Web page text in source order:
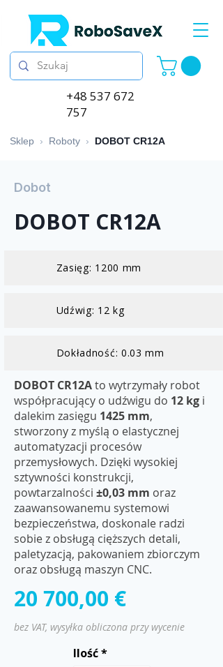
+48 537 672
757
Sklep › Roboty › DOBOT CR12A
Dobot
DOBOT CR12A
Zasięg: 1200 mm
Udźwig: 12 kg
Dokładność: 0.03 mm
DOBOT CR12Ato wytrzymały robot
współpracujący o udźwigu do 12 kg i
dalekim zasięgu 1425 mm,
stworzony z myślą o elastycznej
automatyzacji procesów
przemysłowych. Dzięki wysokiej
sztywności konstrukcji,
powtarzalności ±0,03 mm oraz
zaawansowanemu systemowi
bezpieczeństwa, doskonale radzi
sobie z obsługą cięższych detali,
paletyzacją, pakowaniem zbiorczym
oraz obsługą maszyn CNC.
20 700,00 €
bez VAT, wysyłka obliczona przy wycenie
Ilość